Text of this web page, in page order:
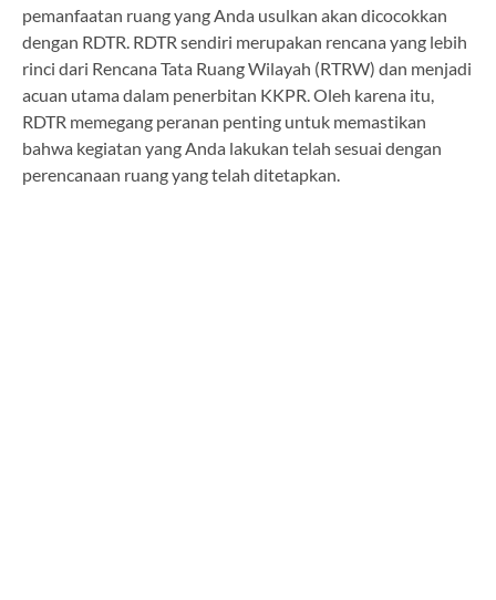
pemanfaatan ruang yang Anda usulkan akan dicocokkan
dengan RDTR. RDTR sendiri merupakan rencana yang lebih
rinci dari Rencana Tata Ruang Wilayah (RTRW) dan menjadi
acuan utama dalam penerbitan KKPR. Oleh karena itu,
RDTR memegang peranan penting untuk memastikan
bahwa kegiatan yang Anda lakukan telah sesuai dengan
perencanaan ruang yang telah ditetapkan.